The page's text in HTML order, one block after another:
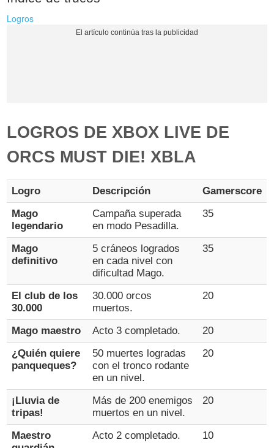
Logros
LOGROS DE XBOX LIVE DE
ORCS MUST DIE! XBLA
Logro Descripción
Gamerscore
Mago
legendario
Campaña superada
en modo Pesadilla.
35
Mago
definitivo
5 cráneos logrados
en cada nivel con
dificultad Mago.
35
El club de los
30.000
30.000 orcos
muertos.
20
Mago maestro Acto 3 completado.
20
¿Quién quiere
panqueques?
50 muertes logradas
con el tronco rodante
en un nivel.
20
¡Lluvia de
tripas!
Más de 200 enemigos
muertos en un nivel.
20
Maestro
Acto 2 completado. 10